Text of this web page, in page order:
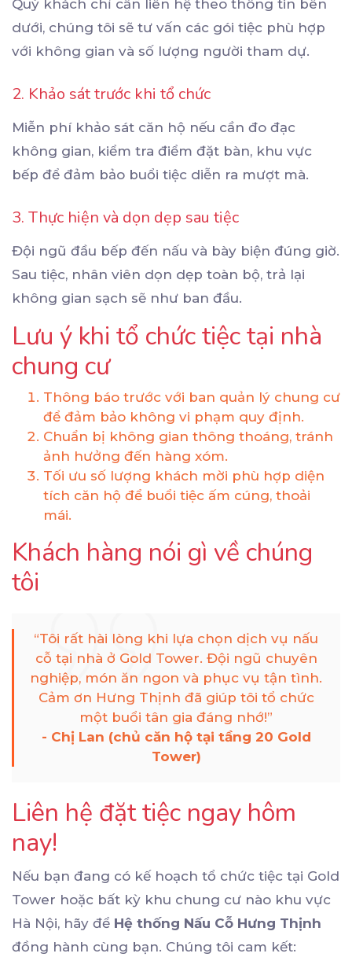
Quý khách chỉ cần liên hệ theo thông tin bên
dưới, chúng tôi sẽ tư vấn các gói tiệc phù hợp
với không gian và số lượng người tham dự.
2. Khảo sát trước khi tổ chức
Miễn phí khảo sát căn hộ nếu cần đo đạc
không gian, kiểm tra điểm đặt bàn, khu vực
bếp để đảm bảo buổi tiệc diễn ra mượt mà.
3. Thực hiện và dọn dẹp sau tiệc
Đội ngũ đầu bếp đến nấu và bày biện đúng giờ.
Sau tiệc, nhân viên dọn dẹp toàn bộ, trả lại
không gian sạch sẽ như ban đầu.
Lưu ý khi tổ chức tiệc tại nhà
chung cư
Thông báo trước với ban quản lý chung cư
để đảm bảo không vi phạm quy định.
Chuẩn bị không gian thông thoáng, tránh
ảnh hưởng đến hàng xóm.
Tối ưu số lượng khách mời phù hợp diện
tích căn hộ để buổi tiệc ấm cúng, thoải
mái.
Khách hàng nói gì về chúng
tôi
“Tôi rất hài lòng khi lựa chọn dịch vụ nấu
cỗ tại nhà ở Gold Tower. Đội ngũ chuyên
nghiệp, món ăn ngon và phục vụ tận tình.
Cảm ơn Hưng Thịnh đã giúp tôi tổ chức
một buổi tân gia đáng nhớ!”
- Chị Lan (chủ căn hộ tại tầng 20 Gold
Tower)
Liên hệ đặt tiệc ngay hôm
nay!
Nếu bạn đang có kế hoạch tổ chức tiệc tại Gold
Tower hoặc bất kỳ khu chung cư nào khu vực
Hà Nội, hãy để Hệ thống Nấu Cỗ Hưng Thịnh
đồng hành cùng bạn. Chúng tôi cam kết: